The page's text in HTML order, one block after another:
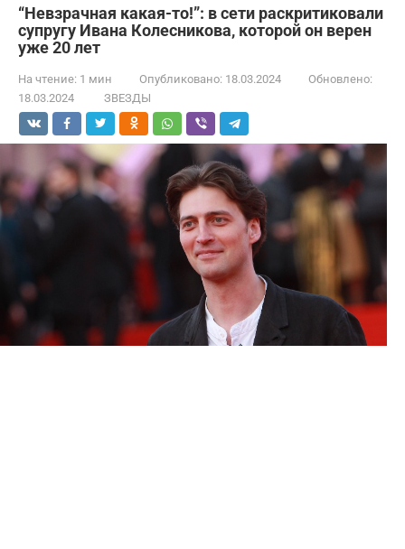
“Невзрачная какая-то!”: в сети раскритиковали
супругу Ивана Колесникова, которой он верен
уже 20 лет
На чтение: 1 мин Опубликовано: 18.03.2024
Обновлено:
18.03.2024
ЗВЕЗДЫ